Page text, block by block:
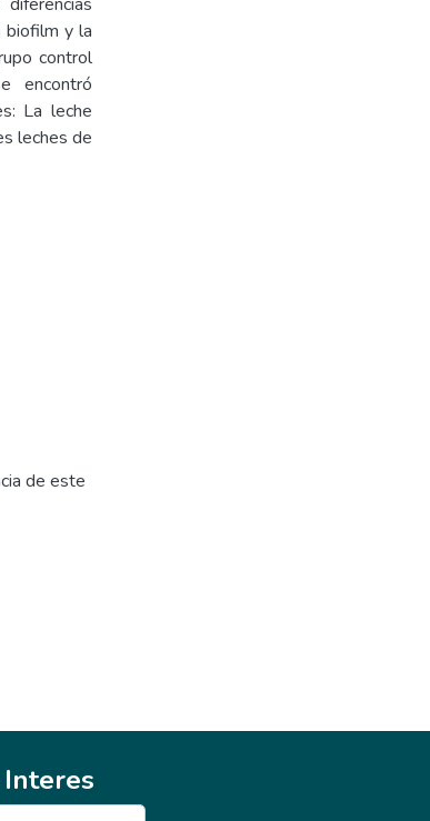
biofilm y la
control
encontró
La leche
leches de
de este